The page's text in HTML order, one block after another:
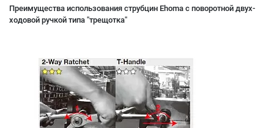
Преимущества использования струбцин Ehoma с поворотной двух-
ходовой ручкой типа "трещотка"